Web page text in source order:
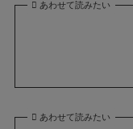
あわせて読みたい
あわせて読みたい